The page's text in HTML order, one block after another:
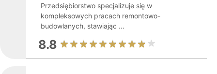
Przedsiębiorstwo specjalizuje się w
kompleksowych pracach remontowo-
budowlanych, stawiając ...
8.8